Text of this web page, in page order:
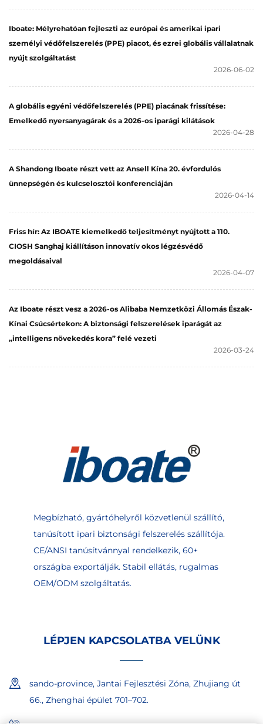
Iboate: Mélyrehatóan fejleszti az európai és amerikai ipari
személyi védőfelszerelés (PPE) piacot, és ezrei globális vállalatnak
nyújt szolgáltatást
2026-06-02
A globális egyéni védőfelszerelés (PPE) piacának frissítése:
Emelkedő nyersanyagárak és a 2026-os iparági kilátások
2026-04-28
A Shandong Iboate részt vett az Ansell Kína 20. évfordulós
ünnepségén és kulcselosztói konferenciáján
2026-04-14
Friss hír: Az IBOATE kiemelkedő teljesítményt nyújtott a 110.
CIOSH Sanghaj kiállításon innovatív okos légzésvédő
megoldásaival
2026-04-07
Az Iboate részt vesz a 2026-os Alibaba Nemzetközi Állomás Észak-
Kínai Csúcsértekon: A biztonsági felszerelések iparágát az
„intelligens növekedés kora” felé vezeti
2026-03-24
Megbízható, gyártóhelyről közvetlenül szállító,
tanúsított ipari biztonsági felszerelés szállítója.
CE/ANSI tanúsítvánnyal rendelkezik, 60+
országba exportálják. Stabil ellátás, rugalmas
OEM/ODM szolgáltatás.
LÉPJEN KAPCSOLATBA VELÜNK
sando-province, Jantai Fejlesztési Zóna, Zhujiang út
66., Zhenghai épület 701–702.